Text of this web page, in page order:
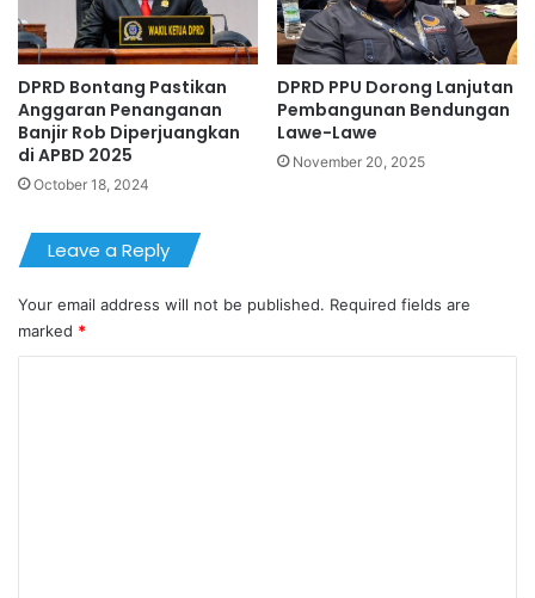
DPRD Bontang Pastikan
Anggaran Penanganan
Banjir Rob Diperjuangkan
di APBD 2025
October 18, 2024
DPRD PPU Dorong Lanjutan
Pembangunan Bendungan
Lawe-Lawe
November 20, 2025
Leave a Reply
Your email address will not be published. Required fields are
marked *